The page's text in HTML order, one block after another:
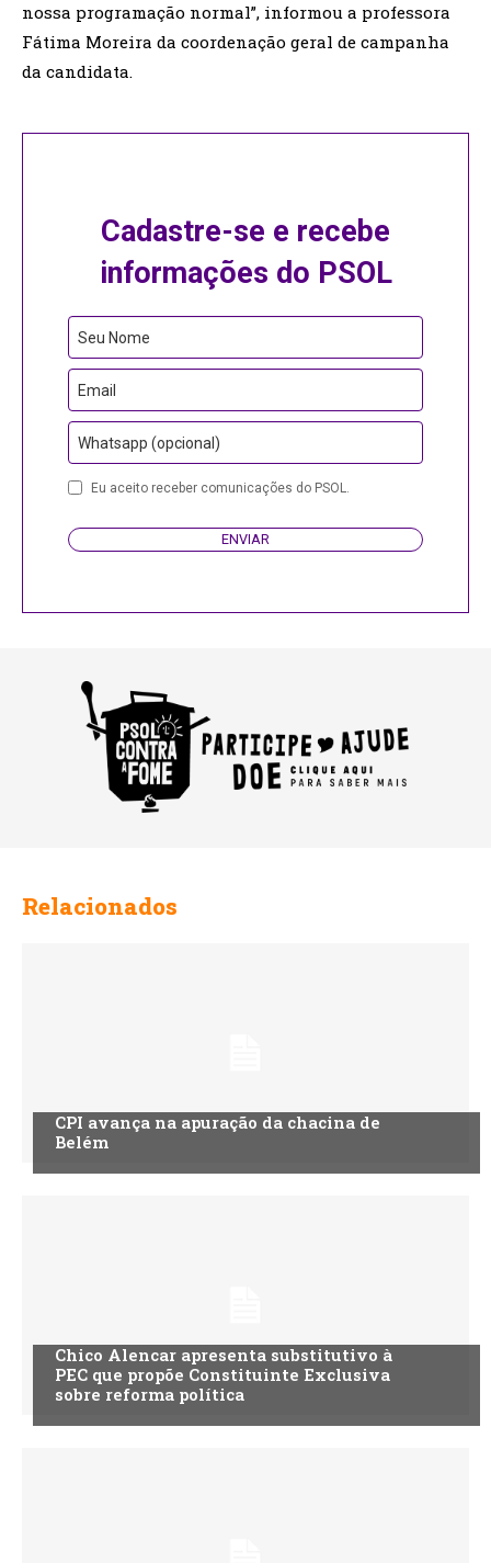
nossa programação normal”, informou a professora
Fátima Moreira da coordenação geral de campanha
da candidata.
Cadastre-se e recebe
informações do PSOL
Seu Nome
Email
Whatsapp (opcional)
YourEu aceito receber comunicações do PSOL.
ENVIAR
Relacionados
CPI avança na apuração da chacina de
Belém
Chico Alencar apresenta substitutivo à
PEC que propõe Constituinte Exclusiva
sobre reforma política